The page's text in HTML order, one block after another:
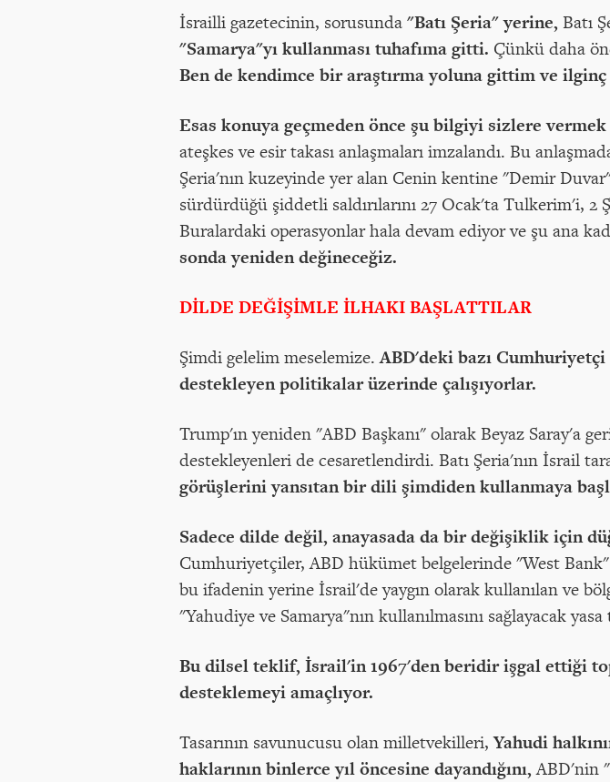
İsrailli gazetecinin, sorusunda"Batı Şeria" yerine, Batı
"Samarya"yı kullanması tuhafıma gitti. Çünkü daha
Ben de kendimce bir araştırma yoluna gittim ve
Esas konuya geçmeden önce şu bilgiyi sizlere
ateşkes ve esir takası anlaşmaları imzalandı. Bu
Şeria'nın kuzeyinde yer alan Cenin kentine "Demir
sürdürdüğü şiddetli saldırılarını 27 Ocak'ta Tulkerim'i, 2
Buralardaki operasyonlar hala devam ediyor ve şu ana
sonda yeniden değineceğiz.
DİLDE DEĞİŞİMLE İLHAKI BAŞLATTILAR
Şimdi gelelim meselemize.ABD'deki bazı Cumhuriyetçi
destekleyen politikalar üzerinde çalışıyorlar.
Trump'ın yeniden "ABD Başkanı" olarak Beyaz Saray'a
destekleyenleri de cesaretlendirdi. Batı Şeria'nın İsrail
görüşlerini yansıtan bir dili şimdiden kullanmaya
Sadece dilde değil, anayasada da bir değişiklik için
Cumhuriyetçiler, ABD hükümet belgelerinde "West
bu ifadenin yerine İsrail'de yaygın olarak kullanılan ve
"Yahudiye ve Samarya"nın kullanılmasını sağlayacak yasa
Bu dilsel teklif, İsrail'in 1967'den beridir işgal ettiği
desteklemeyi amaçlıyor.
Tasarının savunucusu olan milletvekilleri,Yahudi
haklarının binlerce yıl öncesine dayandığını,ABD'nin